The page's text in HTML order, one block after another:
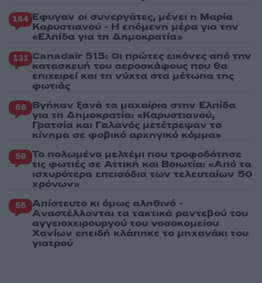
184 Έφυγαν οι συνεργάτες, μένει η Μαρία
Καρυστιανού - Η επόμενη μέρα για την
«Ελπίδα για τη Δημοκρατία»
131 Canadair 515: Οι πρώτες εικόνες από την
κατασκευή του αεροσκάφους που θα
επιχειρεί και τη νύχτα στα μέτωπα της
φωτιάς
68 Βγήκαν ξανά τα μαχαίρια στην Ελπίδα
για τη Δημοκρατία: «Καρυστιανού,
Γρατσία και Γαλανός μετέτρεψαν το
κίνημα σε φοβικό αρχηγικό κόμμα»
59 Το πολωμένο μελτέμι που τροφοδότησε
τις φωτιές σε Αττική και Βοιωτία: «Από τα
ισχυρότερα επεισόδια των τελευταίων 50
χρόνων»
55 Απίστευτο κι όμως αληθινό -
Aναστέλλονται τα τακτικά ραντεβού του
αγγειοχειρουργού του νοσοκομείου
Χανίων επειδή κλάπηκε το μηχανάκι του
γιατρού